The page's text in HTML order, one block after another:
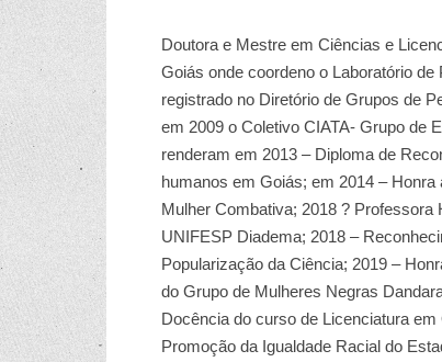
Doutora e Mestre em Ciências e
Goiás onde coordeno o Laboratório
registrado no Diretório de Grupos de
em 2009 o Coletivo CIATA- Grupo de
renderam em 2013 – Diploma de
humanos em Goiás; em 2014 –
Mulher Combativa; 2018 ?
UNIFESP Diadema; 2018 –
Popularização da Ciência; 2019 –
do Grupo de Mulheres Negras
Docência do curso de Licenciatura
Promoção da Igualdade Racial do